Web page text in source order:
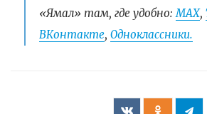
«Ямал» там, где удобно:МАХ,
ВКонтакте, Одноклассники.